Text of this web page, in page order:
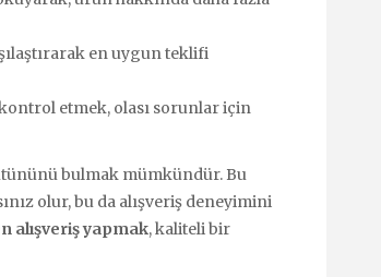
en uygun teklifi
kontrol etmek, olası sorunlar için
bulmak mümkündür. Bu
olur, bu da alışveriş deneyimini
alışveriş yapmak, kaliteli bir